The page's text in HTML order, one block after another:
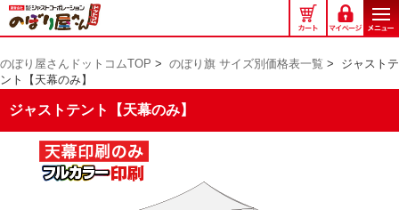
の
ぼ
屋
さ
ん
のぼり屋さんドットコムTOP > のぼり旗 サイズ別価格表一覧 > ジャストテ
ント【天幕のみ】
ジャストテント【天幕のみ】